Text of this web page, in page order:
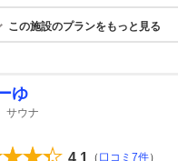
この施設のプランをもっと見る
ゆ
サウナ
4.1 （ 口コミ7件）